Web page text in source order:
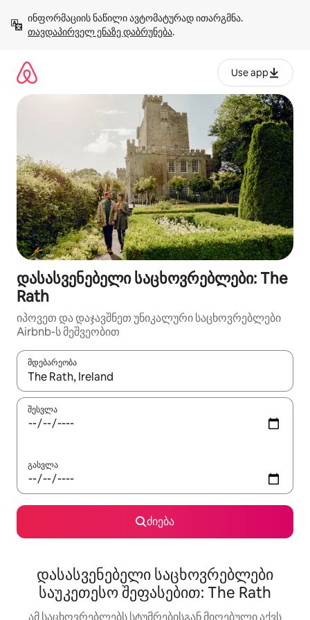
გადასვლა
თავდაპირველ ენაზე დაბრუნება.
Use app
დასასვენებელი საცხოვრებლები: The
Rath
იპოვეთ და დაჯავშნეთ უნიკალური საცხოვრებლები
Airbnb-ს მეშვეობით
მდებარეობა
როცა შედეგები ხელმისაწვდომი გახდება, ნავიგაციისთვის
შესვლა
გასვლა
ძიება
დასასვენებელი საცხოვრებლები
საუკეთესო შეფასებით: The Rath
ამ საცხოვრებლებს სტუმრებისგან მიღებული აქვს